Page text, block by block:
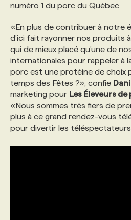
PROGRAMMES DE
FAQ
ANNONCEZ AVEC NOUS
numéro 1 du porc du Québec.
«En plus de contribuer à notre
d’ici fait rayonner nos produits
qui de mieux placé qu’une de
internationales pour rappeler à
porc est une protéine de choix
temps des Fêtes ?», confie
marketing pour Les Éleveurs
«Nous sommes très fiers de
plus à ce grand rendez-vous
pour divertir les